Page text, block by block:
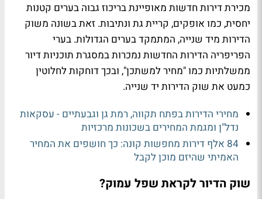
מכירת דירות חדשות מאופיינת בריכוז גבוה בערים קטנות
יחסית, כמו אופקים, קריית גת ונתיבות. זאת בשונה משוק
הדירות מיד שנייה, המתמקד בערים הגדולות. בערי
הפריפריה הדירות החדשות נמכרות במסגרת תוכניות דיור
ממשלתיות כמו "מחיר למשתכן", ובכך דוחקות לחלוטין
כמעט את שוק הדירות יד שנייה.
מחירי הדירות בפתח תקווה, רמת גן וגבעתיים - עסקאות
נדל"ן ומגמת המחירים בשכונות מרכזיות
84 אלף דירות מחפשות קונה: כך חושפים את המחיר
האמיתי שהיזם מוכן לקבל
שוק הדיור לקראת שפל עמוק?